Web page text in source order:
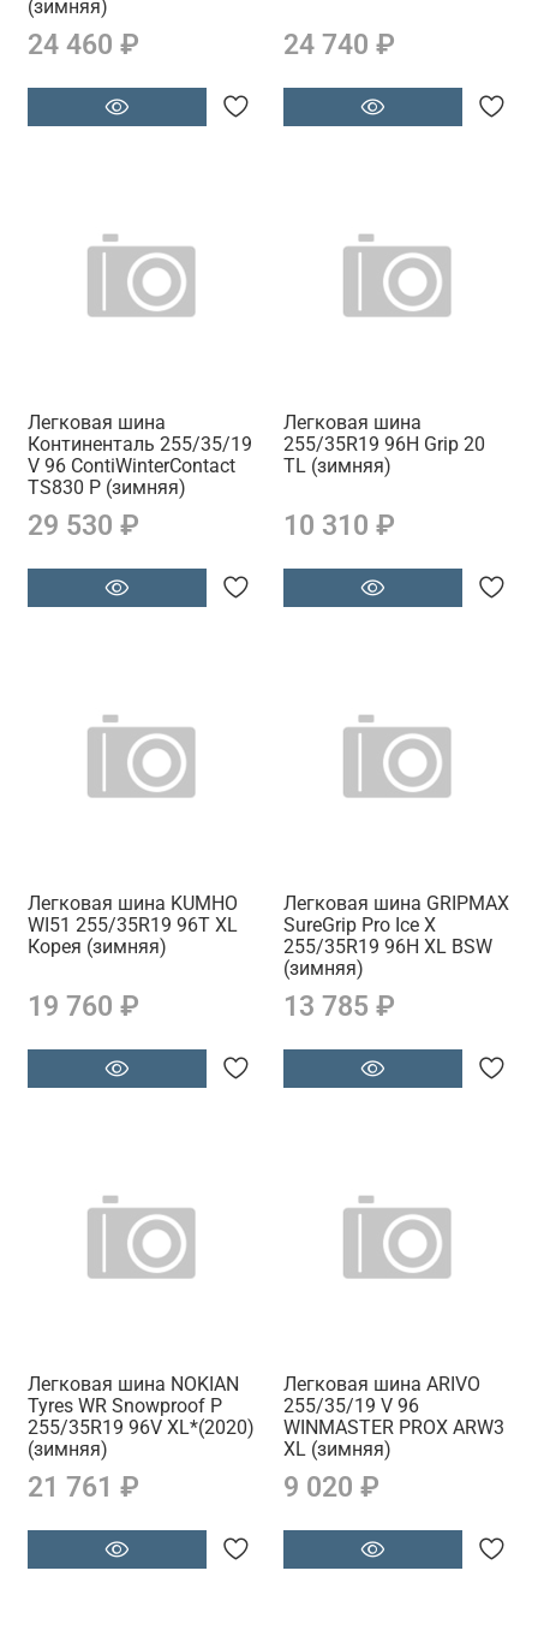
(зимняя)
24 460 ₽ 24 740 ₽
Легковая шина
Континенталь 255/35/19
V 96 ContiWinterContact
TS830 P (зимняя)
29 530 ₽
Легковая шина
255/35R19 96H Grip 20
TL (зимняя)
10 310 ₽
Легковая шина KUMHO
WI51 255/35R19 96T XL
Корея (зимняя)
19 760 ₽
Легковая шина GRIPMAX
SureGrip Pro Ice X
255/35R19 96H XL BSW
(зимняя)
13 785 ₽
Легковая шина NOKIAN
Tyres WR Snowproof P
255/35R19 96V XL*(2020)
(зимняя)
21 761 ₽
Легковая шина ARIVO
255/35/19 V 96
WINMASTER PROX ARW3
XL (зимняя)
9 020 ₽